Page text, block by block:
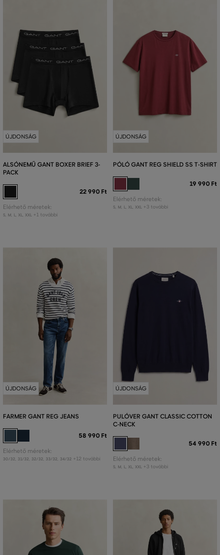
ÚJDONSÁG
ALSÓNEMŰ GANT BOXER BRIEF 3-
PACK
22 990 Ft
Elérhető méretek:
S, M L XL XXL +1 további
ÚJDONSÁG
PÓLÓ GANT REG SHIELD SS T-SHIRT
19 990 Ft
Elérhető méretek:
S, M L XL XXL +3 további
ÚJDONSÁG
FARMER GANT REG JEANS
58 990 Ft
Elérhető méretek:
30/32 31/32 32/32 33/32 34/32 +12 további
ÚJDONSÁG
PULÓVER GANT CLASSIC COTTON
C-NECK
54 990 Ft
Elérhető méretek:
S, M L XL XXL +3 további